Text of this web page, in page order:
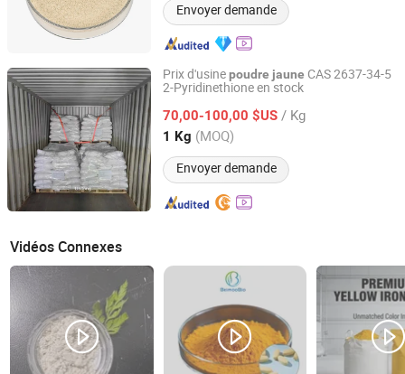
Envoyer demande
Prix d'usinepoudre jaune CAS 2637-34-5
2-Pyridinethione en stock
70,00-100,00 $US / Kg
1 Kg (MOQ)
Envoyer demande
Unilong Industry Co., Ltd.
Shandong, China Depuis 2022
Vidéos Connexes